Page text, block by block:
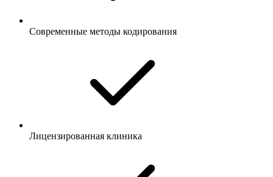
Современные методы кодирования
Лицензированная клиника